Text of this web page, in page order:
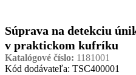
Súprava na detekciu
v praktickom kufríku
Katalógové číslo: 1181001
Kód dodávateľa: TSC400001